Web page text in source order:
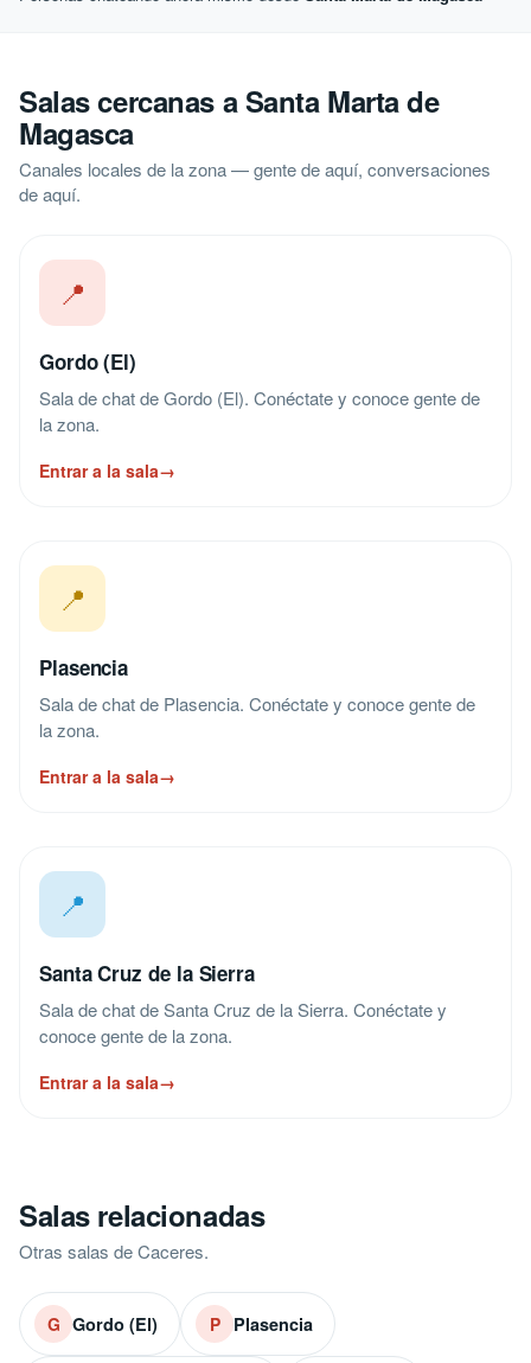
Salas cercanas a Santa Marta de
Magasca
Canales locales de la zona — gente de aquí, conversaciones
de aquí.
📍
Gordo (El)
Sala de chat de Gordo (El). Conéctate y conoce gente de
la zona.
Entrar a la sala→
📍
Plasencia
Sala de chat de Plasencia. Conéctate y conoce gente de
la zona.
Entrar a la sala→
📍
Santa Cruz de la Sierra
Sala de chat de Santa Cruz de la Sierra. Conéctate y
conoce gente de la zona.
Entrar a la sala→
Salas relacionadas
Otras salas de Caceres.
G Gordo (El) P Plasencia